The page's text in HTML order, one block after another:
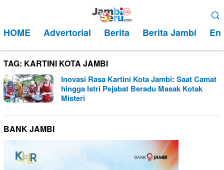
kontenMobile
HOME Advertorial Berita Berita Jambi
TAG: KARTINI KOTA JAMBI
Inovasi Rasa Kartini Kota Jambi: Saat Camat
hingga Istri Pejabat Beradu Masak Kotak
Misteri
BANK JAMBI